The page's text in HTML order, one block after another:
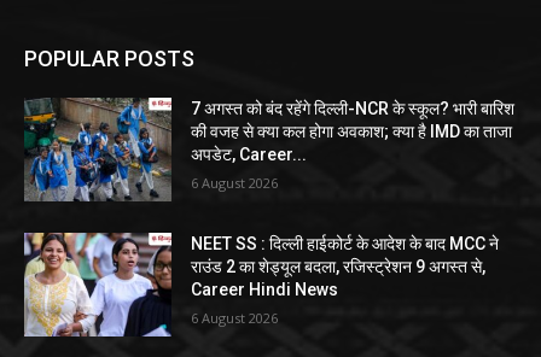
POPULAR POSTS
7 अगस्त को बंद रहेंगे दिल्ली-NCR के स्कूल? भारी बारिश
की वजह से क्या कल होगा अवकाश; क्या है IMD का ताजा
अपडेट, Career...
6 August 2026
NEET SS : दिल्ली हाईकोर्ट के आदेश के बाद MCC ने
राउंड 2 का शेड्यूल बदला, रजिस्ट्रेशन 9 अगस्त से,
Career Hindi News
6 August 2026